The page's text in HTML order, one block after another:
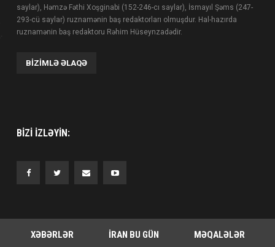
saylar), Həmzə Fəthi Xoşginabi (152-246-cı saylar), İsmayıl Şəms (247-
293-cü saylar) ruznamənin baş redaktorları olmuşdur. Hal-hazırda
ruznamənin baş redaktoru Rəhim Hüseynzadədir.
BIZIMLƏ ƏLAQƏ
BIZI IZLƏYIN:
XƏBƏRLƏR İRAN BU GÜN MƏQALƏLƏR